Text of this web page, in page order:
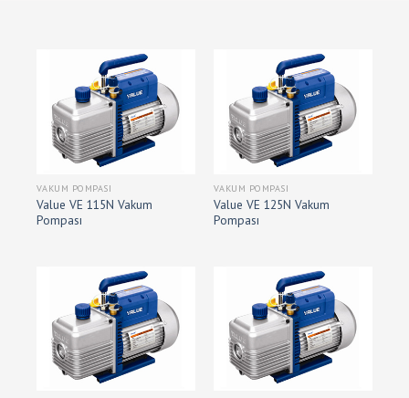
VAKUM POMPASI
Value VE 115N Vakum
Pompası
VAKUM POMPASI
Value VE 125N Vakum
Pompası